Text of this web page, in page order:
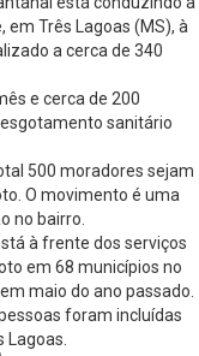
em Três Lagoas (MS), à
a cerca de 340
e cerca de 200
sanitário
500 moradores sejam
O movimento é uma
no bairro.
à frente dos serviços
em 68 municípios no
maio do ano passado.
foram incluídas